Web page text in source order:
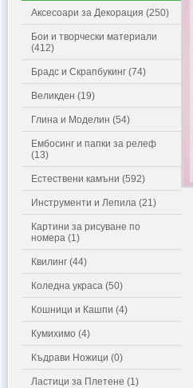
Аксесоари за Декорация (250)
Бои и творчески материали
(412)
Брадс и Скрапбукинг (74)
Великден (19)
Глина и Моделин (54)
Ембосинг и папки за релеф
(13)
Естествени камъни (592)
Инструменти и Лепила (21)
Картини за рисуване по
номера (1)
Квилинг (44)
Коледна украса (50)
Кошници и Кашпи (4)
Кумихимо (4)
Къдрави Ножици (0)
Ластици за Плетене (1)